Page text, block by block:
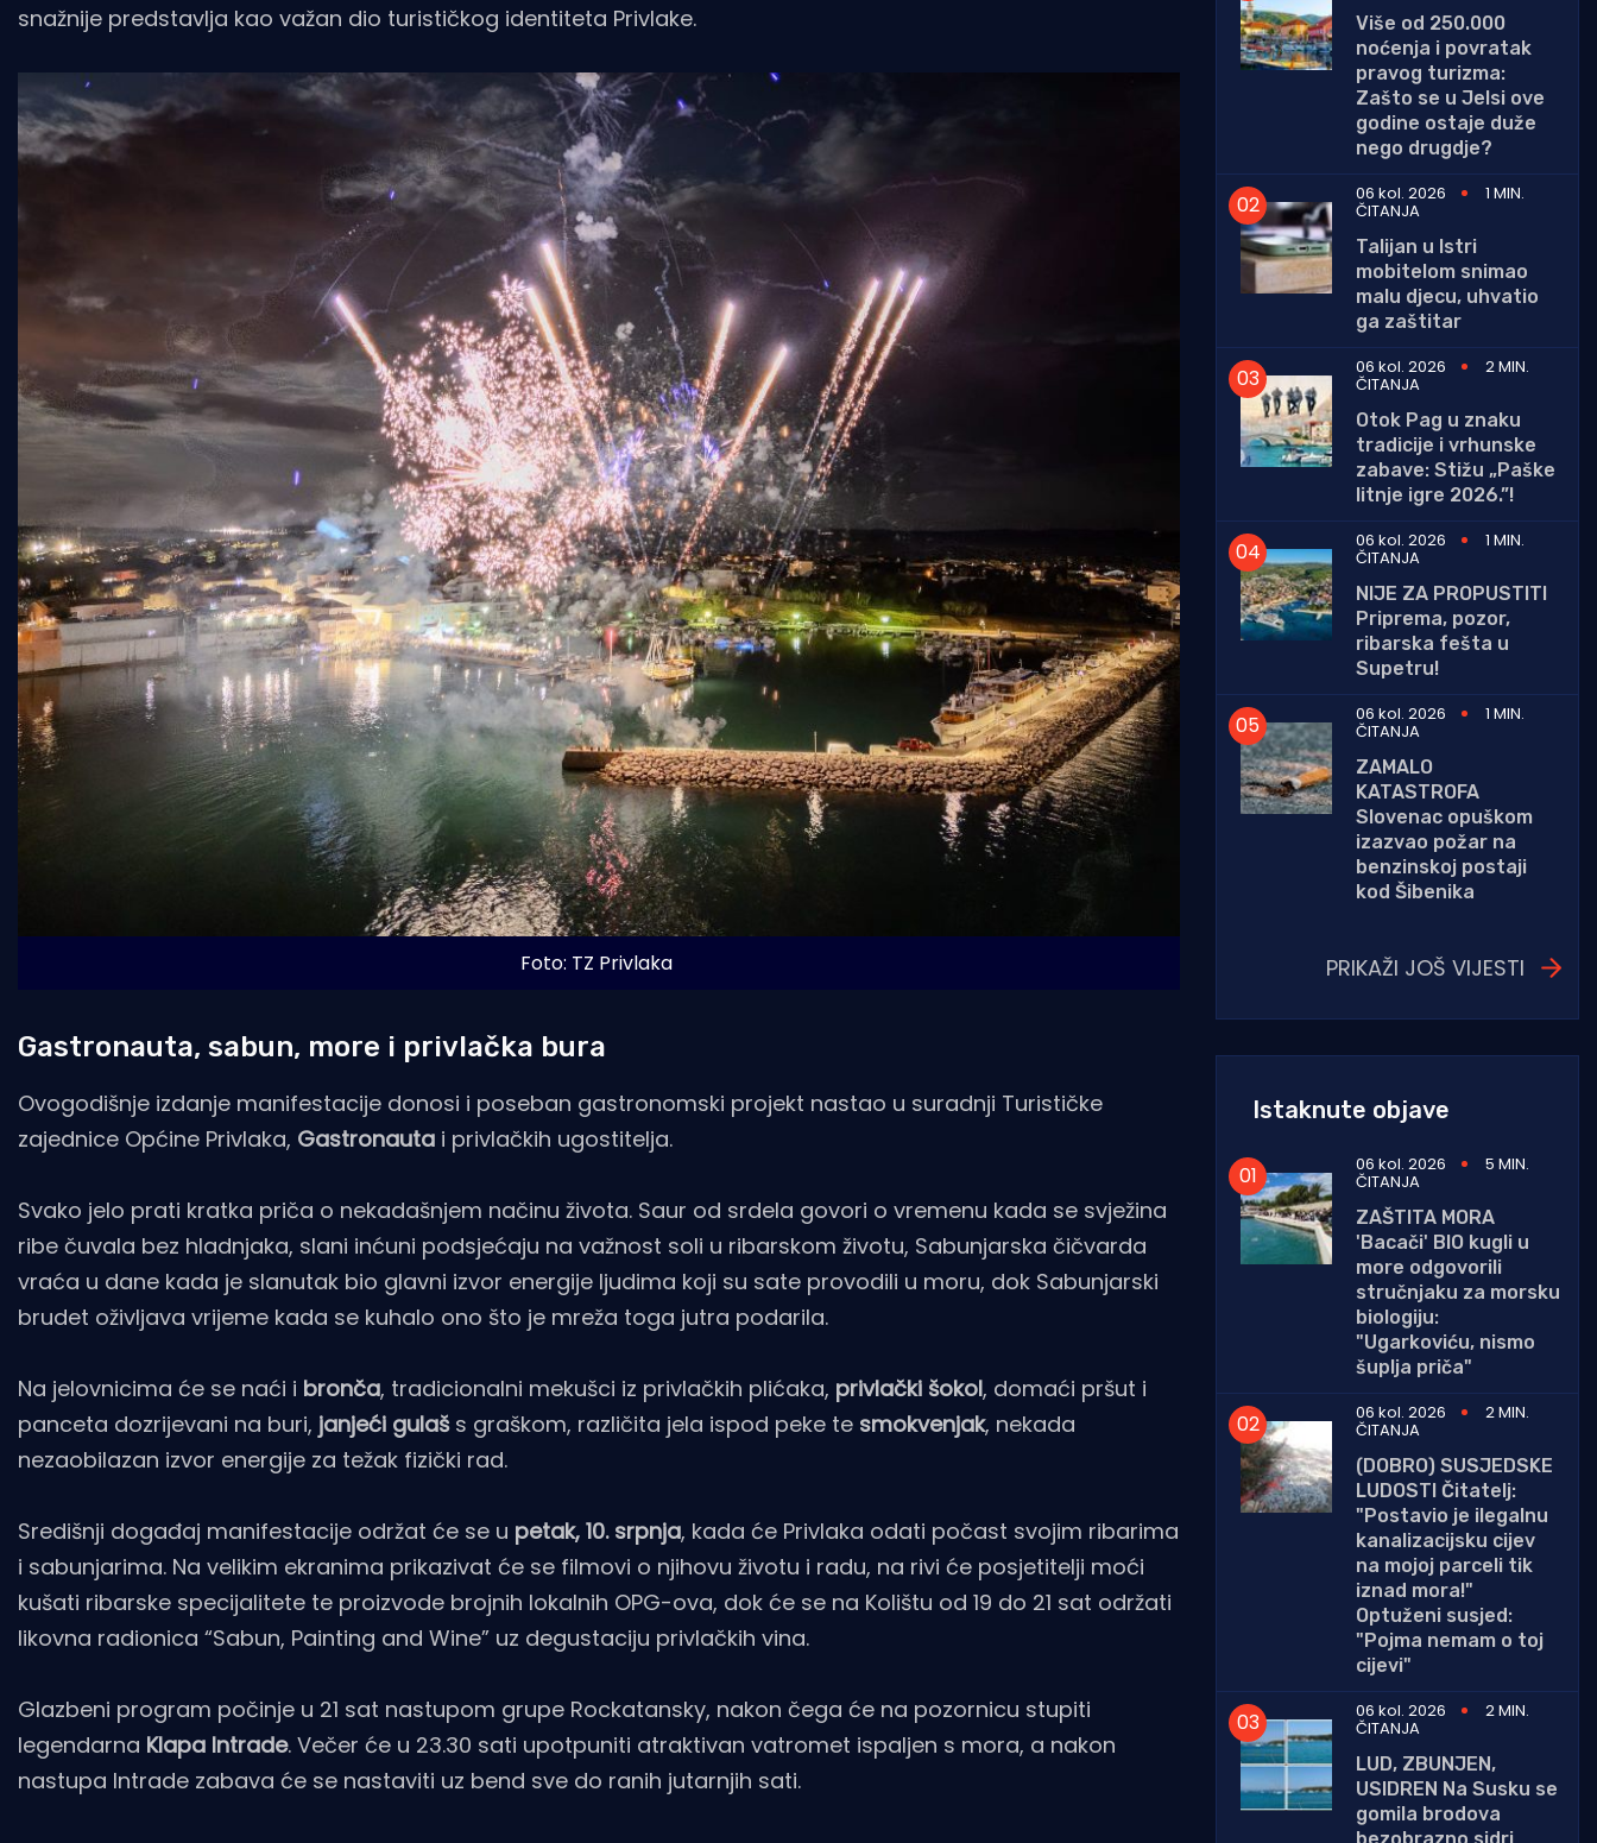
snažnije predstavlja kao važan dio turističkog identiteta Privlake.
Foto: TZ Privlaka
Gastronauta, sabun, more i privlačka bura
Ovogodišnje izdanje manifestacije donosi i poseban gastronomski projekt nastao u suradnji Turističke
zajednice Općine Privlaka, Gastronauta i privlačkih ugostitelja.
Svako jelo prati kratka priča o nekadašnjem načinu života. Saur od srdela govori o vremenu kada se svježina
ribe čuvala bez hladnjaka, slani inćuni podsjećaju na važnost soli u ribarskom životu, Sabunjarska čičvarda
vraća u dane kada je slanutak bio glavni izvor energije ljudima koji su sate provodili u moru, dok Sabunjarski
brudet oživljava vrijeme kada se kuhalo ono što je mreža toga jutra podarila.
Na jelovnicima će se naći i bronča, tradicionalni mekušci iz privlačkih plićaka, privlački šokol, domaći pršut i
panceta dozrijevani na buri, janjeći gulašs graškom, različita jela ispod peke te smokvenjak, nekada
nezaobilazan izvor energije za težak fizički rad.
Središnji događaj manifestacije održat će se u petak, 10. srpnja, kada će Privlaka odati počast svojim ribarima
i sabunjarima. Na velikim ekranima prikazivat će se filmovi o njihovu životu i radu, na rivi će posjetitelji moći
kušati ribarske specijalitete te proizvode brojnih lokalnih OPG-ova, dok će se na Kolištu od 19 do 21 sat održati
likovna radionica “Sabun, Painting and Wine” uz degustaciju privlačkih vina.
Glazbeni program počinje u 21 sat nastupom grupe Rockatansky, nakon čega će na pozornicu stupiti
legendarna Klapa Intrade. Večer će u 23.30 sati upotpuniti atraktivan vatromet ispaljen s mora, a nakon
nastupa Intrade zabava će se nastaviti uz bend sve do ranih jutarnjih sati.
Više od 250.000
noćenja i povratak
pravog turizma:
Zašto se u Jelsi ove
godine ostaje duže
nego drugdje?
06 kol. 2026
1 MIN.
ČITANJA
Talijan u Istri
mobitelom snimao
malu djecu, uhvatio
ga zaštitar
06 kol. 2026
2 MIN.
ČITANJA
Otok Pag u znaku
tradicije i vrhunske
zabave: Stižu „Paške
litnje igre 2026.”!
06 kol. 2026
1 MIN.
ČITANJA
NIJE ZA PROPUSTITI
Priprema, pozor,
ribarska fešta u
Supetru!
06 kol. 2026
1 MIN.
ČITANJA
ZAMALO
KATASTROFA
Slovenac opuškom
izazvao požar na
benzinskoj postaji
kod Šibenika
PRIKAŽI JOŠ VIJESTI
Istaknute objave
06 kol. 2026 5 MIN.
ČITANJA
ZAŠTITA MORA
'Bacači' BIO kugli u
more odgovorili
stručnjaku za morsku
biologiju:
"Ugarkoviću, nismo
šuplja priča"
06 kol. 2026
2 MIN.
ČITANJA
(DOBRO) SUSJEDSKE
LUDOSTI Čitatelj:
"Postavio je ilegalnu
kanalizacijsku cijev
na mojoj parceli tik
iznad mora!"
Optuženi susjed:
"Pojma nemam o toj
cijevi"
06 kol. 2026
2 MIN.
ČITANJA
LUD, ZBUNJEN,
USIDREN Na Susku se
gomila brodova
bezobrazno sidri